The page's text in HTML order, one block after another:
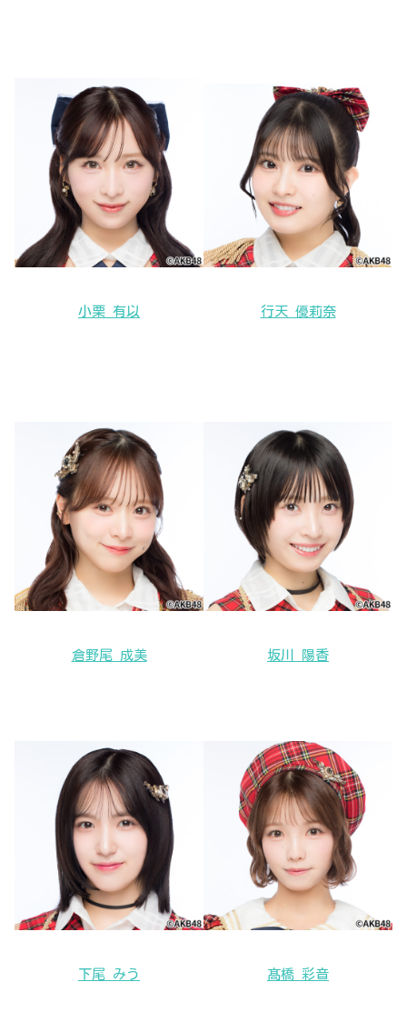
小栗 有以 行天 優莉奈
倉野尾 成美 坂川 陽香
下尾 みう 髙橋 彩音